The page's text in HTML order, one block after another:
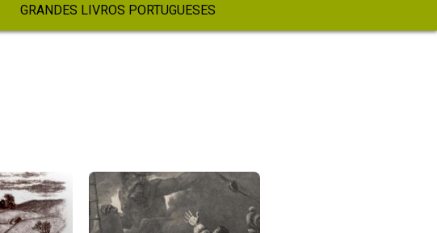
GRANDES LIVROS PORTUGUESES